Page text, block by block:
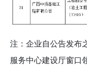
注：企业自公告发布
服务中心建设厅窗口